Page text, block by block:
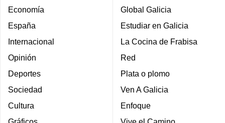
Economía
España
Internacional
Opinión
Deportes
Sociedad
Cultura
Global Galicia
Estudiar en Galicia
La Cocina de Frabisa
Red
Plata o plomo
Ven A Galicia
Enfoque